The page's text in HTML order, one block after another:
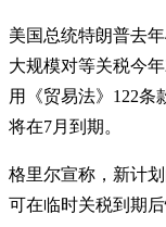
美国总统特朗普去
大规模对等关税今
用《贸易法》122条
将在7月到期。
格里尔宣称，新计
可在临时关税到期后